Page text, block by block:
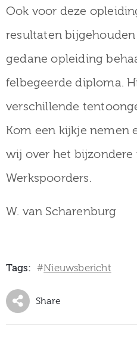
Ook voor deze
resultaten
gedane opleiding
felbegeerde diploma.
verschillende
Kom een kijkje nemen
wij over het bijzondere
Werkspoorders.
W. van Scharenburg
Tags: #Nieuwsbericht
Share